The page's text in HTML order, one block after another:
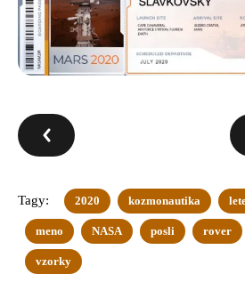
Tagy: 2020 kozmonautika
meno NASA posli rover
vzorky